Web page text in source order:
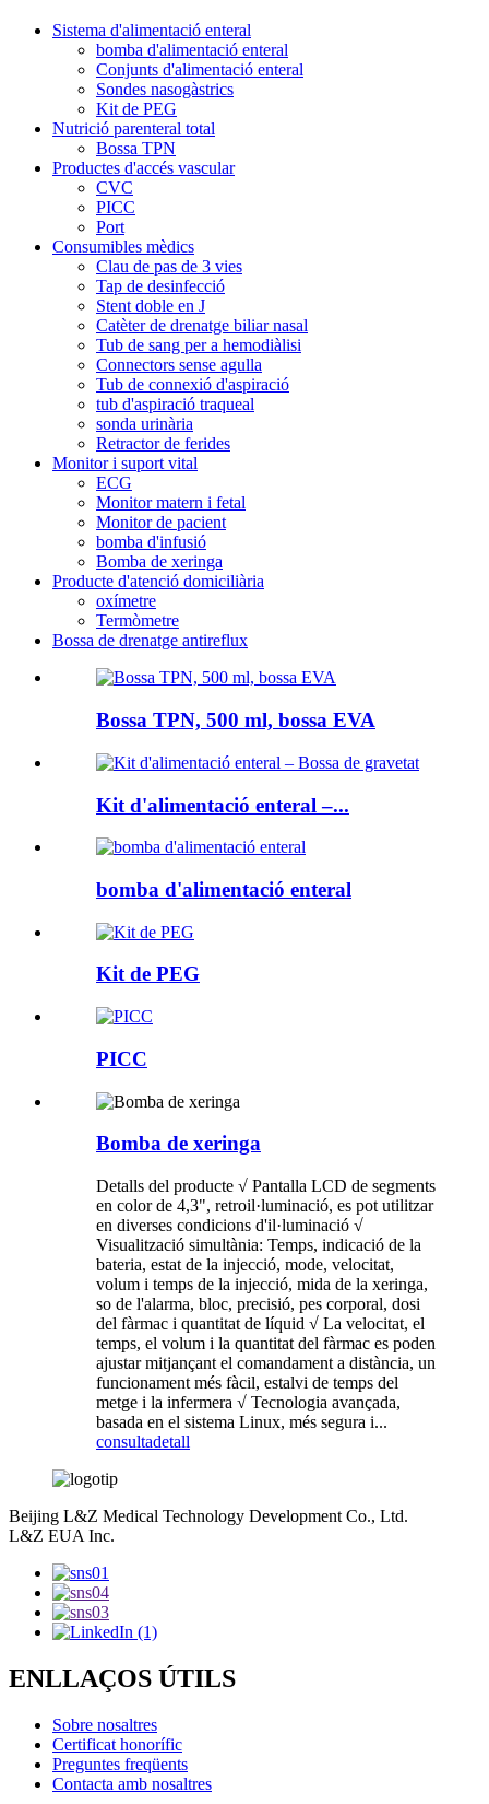
Sistema d'alimentació enteral
bomba d'alimentació enteral
Conjunts d'alimentació enteral
Sondes nasogàstrics
Kit de PEG
Nutrició parenteral total
Bossa TPN
Productes d'accés vascular
CVC
PICC
Port
Consumibles mèdics
Clau de pas de 3 vies
Tap de desinfecció
Stent doble en J
Catèter de drenatge biliar nasal
Tub de sang per a hemodiàlisi
Connectors sense agulla
Tub de connexió d'aspiració
tub d'aspiració traqueal
sonda urinària
Retractor de ferides
Monitor i suport vital
ECG
Monitor matern i fetal
Monitor de pacient
bomba d'infusió
Bomba de xeringa
Producte d'atenció domiciliària
oxímetre
Termòmetre
Bossa de drenatge antireflux
Bossa TPN, 500 ml, bossa EVA
Kit d'alimentació enteral –...
bomba d'alimentació enteral
Kit de PEG
PICC
Bomba de xeringa
Detalls del producte √ Pantalla LCD de segments
en color de 4,3", retroil·luminació, es pot utilitzar
en diverses condicions d'il·luminació √
Visualització simultània: Temps, indicació de la
bateria, estat de la injecció, mode, velocitat,
volum i temps de la injecció, mida de la xeringa,
so de l'alarma, bloc, precisió, pes corporal, dosi
del fàrmac i quantitat de líquid √ La velocitat, el
temps, el volum i la quantitat del fàrmac es poden
ajustar mitjançant el comandament a distància, un
funcionament més fàcil, estalvi de temps del
metge i la infermera √ Tecnologia avançada,
basada en el sistema Linux, més segura i...
consultadetall
Beijing L&Z Medical Technology Development Co., Ltd.
L&Z EUA Inc.
ENLLAÇOS ÚTILS
Sobre nosaltres
Certificat honorífic
Preguntes freqüents
Contacta amb nosaltres